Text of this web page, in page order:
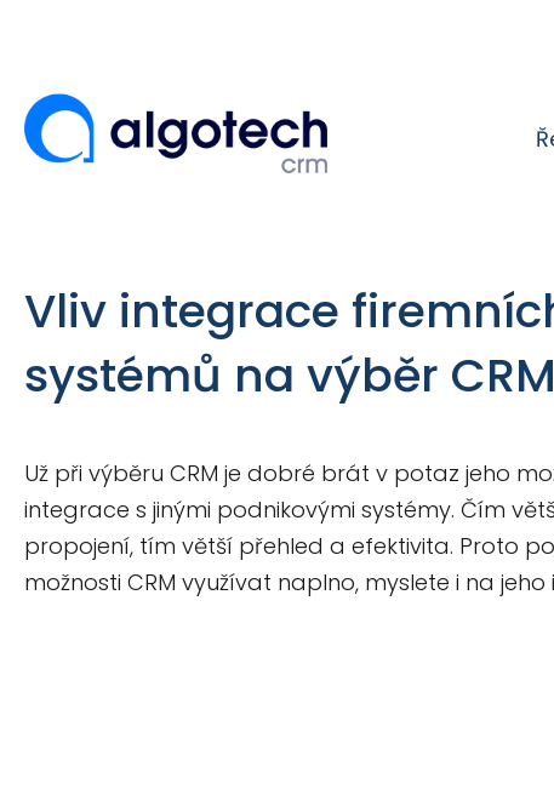
Vliv integrace
systémů na výběr CRM
Už při výběru CRM je dobré brát v potaz jeho
integrace s jinými podnikovými systémy. Čím
propojení, tím větší přehled a efektivita. Proto
možnosti CRM využívat naplno, myslete i na